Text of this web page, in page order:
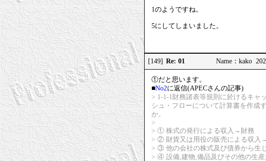
1のようですね。
5にしてしまいました。
[149] Re: 01 Name：kako
①だと思います。
■No2に返信(APECさんの記事)
> 1-1-1財務諸表等規則に於けるキャ
シュ・フローについて計算書を作成
か。
>
> ① 株式の発行による収入→財務
> ② 財貨又は用役の販売による収入
> ③ 他の会社の株式及び債券から生
> ④ 設備,建物,備品及びその他の生